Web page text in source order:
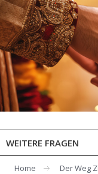
WEITERE FRAGEN
Home Der Weg